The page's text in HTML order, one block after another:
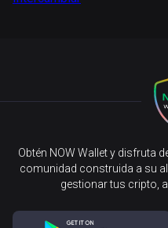
Obtén NOW Wallet y disfruta
comunidad construida a su
gestionar tus cripto,